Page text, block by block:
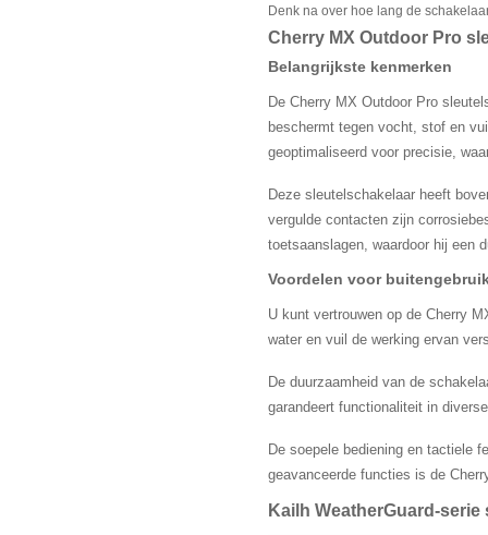
Denk na over hoe lang de
Cherry MX Outdoor Pro
Belangrijkste kenmerken
De Cherry MX Outdoor Pro
beschermt tegen vocht, stof en
geoptimaliseerd voor precisie,
Deze sleutelschakelaar heeft
vergulde contacten zijn
toetsaanslagen, waardoor hij een
Voordelen voor
U kunt vertrouwen op de Cherry
water en vuil de werking ervan
De duurzaamheid van de
garandeert functionaliteit in
De soepele bediening en tactiele
geavanceerde functies is de
Kailh WeatherGuard-